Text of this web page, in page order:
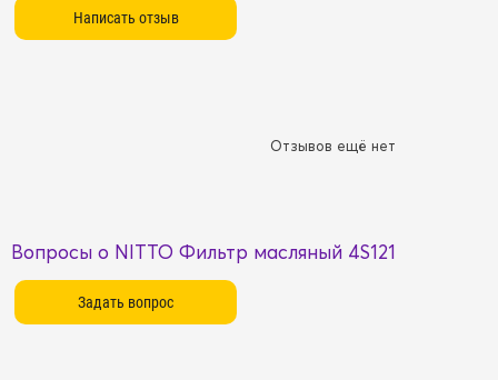
Отзывов ещё нет
Вопросы о NITTO Фильтр масляный 4S121